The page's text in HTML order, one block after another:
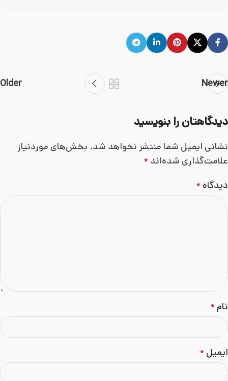
Newer
Older
دیدگاهتان را بنویسید
نشانی ایمیل شما منتشر نخواهد شد. بخش‌های موردنیاز
علامت‌گذاری شده‌اند *
دیدگاه *
نام *
ایمیل *